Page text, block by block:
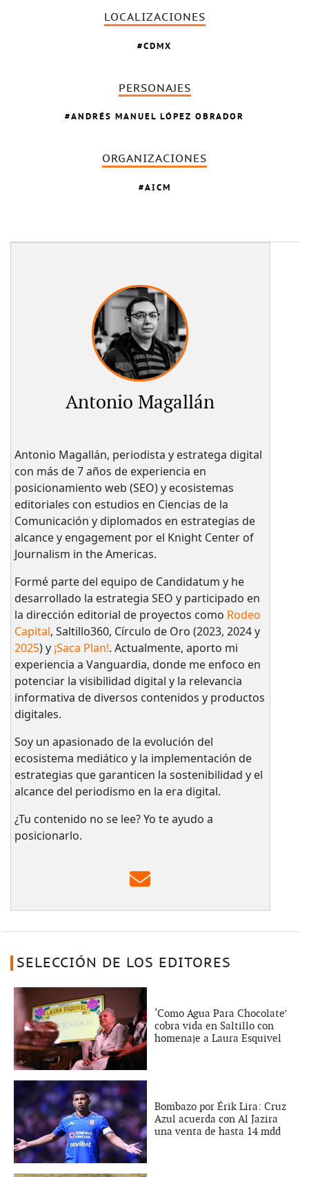
LOCALIZACIONES
CDMX
PERSONAJES
ANDRÉS MANUEL LÓPEZ OBRADOR
ORGANIZACIONES
AICM
Antonio Magallán
Antonio Magallán, periodista y estratega digital
con más de 7 años de experiencia en
posicionamiento web (SEO) y ecosistemas
editoriales con estudios en Ciencias de la
Comunicación y diplomados en estrategias de
alcance y engagement por el Knight Center of
Journalism in the Americas.
Formé parte del equipo de Candidatum y he
desarrollado la estrategia SEO y participado en
la dirección editorial de proyectos como Rodeo
Capital, Saltillo360, Círculo de Oro (2023, 2024 y
2025) y ¡Saca Plan!. Actualmente, aporto mi
experiencia a Vanguardia, donde me enfoco en
potenciar la visibilidad digital y la relevancia
informativa de diversos contenidos y productos
digitales.
Soy un apasionado de la evolución del
ecosistema mediático y la implementación de
estrategias que garanticen la sostenibilidad y el
alcance del periodismo en la era digital.
¿Tu contenido no se lee? Yo te ayudo a
posicionarlo.
SELECCIÓN DE LOS EDITORES
‘Como Agua Para Chocolate’
cobra vida en Saltillo con
homenaje a Laura Esquivel
Bombazo por Érik Lira: Cruz
Azul acuerda con Al Jazira
una venta de hasta 14 mdd